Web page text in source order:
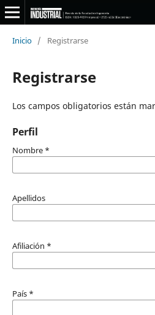
Inicio / Registrarse
Registrarse
Los campos obligatorios están
Perfil
Nombre *
Apellidos
Afiliación *
País *